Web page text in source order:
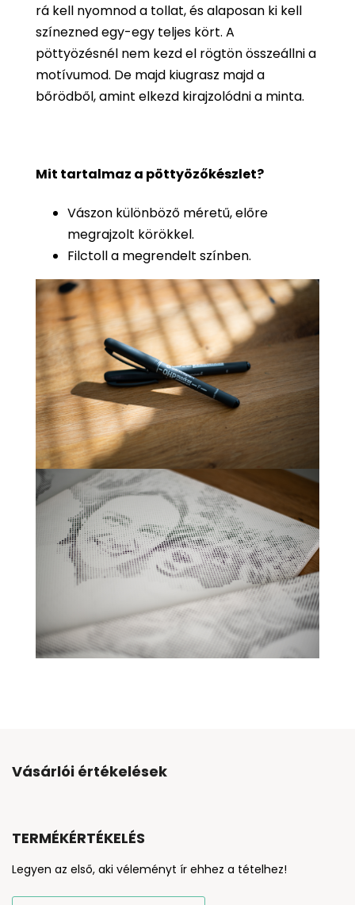
rá kell nyomnod a tollat, és alaposan ki kell
színezned egy-egy teljes kört. A
pöttyözésnél nem kezd el rögtön összeállni a
motívumod. De majd kiugrasz majd a
bőrödből, amint elkezd kirajzolódni a minta.
Mit tartalmaz a pöttyözőkészlet?
Vászon különböző méretű, előre
megrajzolt körökkel.
Filctoll a megrendelt színben.
Vásárlói értékelések
TERMÉKÉRTÉKELÉS
Legyen az első, aki véleményt ír ehhez a tételhez!